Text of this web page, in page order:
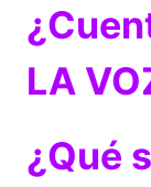
LA
¿Qué